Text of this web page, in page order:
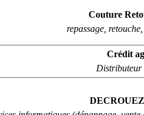
Couture
repassage,
Crédit
Distributeur